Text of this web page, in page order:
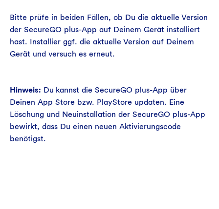
Bitte prüfe in beiden Fällen, ob Du die aktuelle Version
der SecureGO plus-App auf Deinem Gerät installiert
hast. Installier ggf. die aktuelle Version auf Deinem
Gerät und versuch es erneut.
Hinweis: Du kannst die SecureGO plus-App über
Deinen App Store bzw. PlayStore updaten. Eine
Löschung und Neuinstallation der SecureGO plus-App
bewirkt, dass Du einen neuen Aktivierungscode
benötigst.